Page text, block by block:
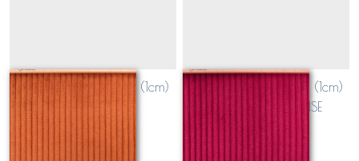
velours grosses côtes (1cm)
TERRACOTTA
Sur demande
velours grosses côtes (1cm)
ROUGE FRAMBOISE
Sur demande